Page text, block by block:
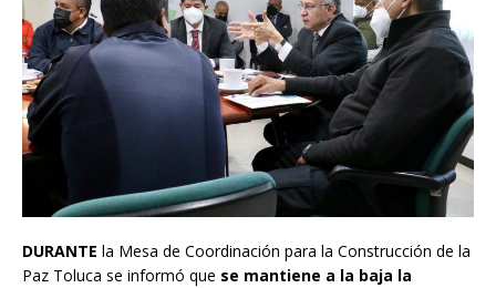
DURANTE la Mesa de Coordinación para la Construcción de la
Paz Toluca se informó que se mantiene a la baja la